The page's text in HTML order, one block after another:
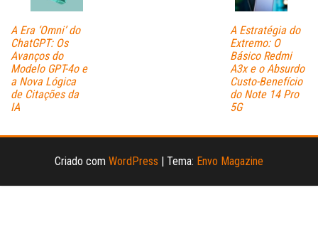
A Era ‘Omni’ do
ChatGPT: Os
Avanços do
Modelo GPT-4o e
a Nova Lógica
de Citações da
IA
A Estratégia do
Extremo: O
Básico Redmi
A3x e o Absurdo
Custo-Benefício
do Note 14 Pro
5G
Criado com WordPress | Tema: Envo Magazine